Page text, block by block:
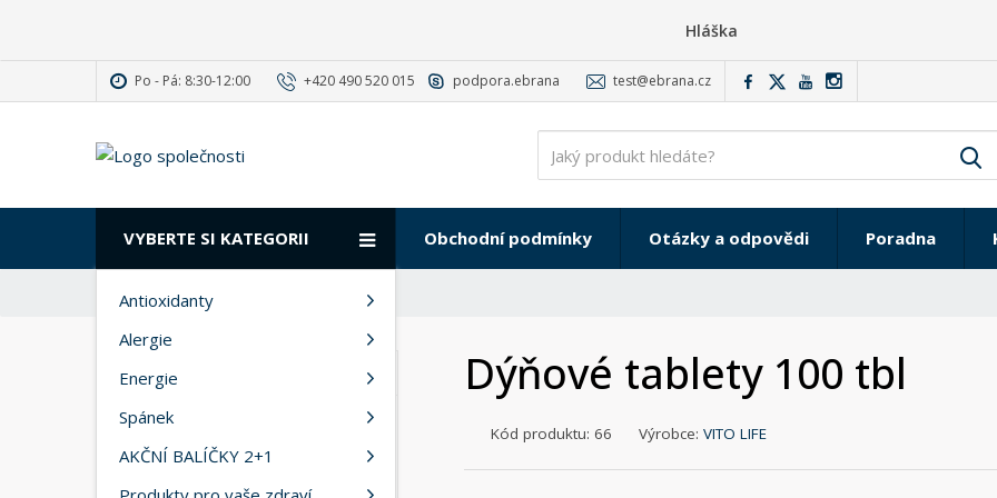
Hláška
Po - Pá: 8:30-12:00 +420 490 520 015 podpora.ebrana test@ebrana.cz
VYBERTE SI KATEGORII
Antioxidanty
Alergie
Energie
Spánek
AKČNÍ BALÍČKY 2+1
Obchodní podmínky Otázky a odpovědi Poradna
Ú
o
n
í
t
r
Dýňové tablety 100 tbl
Dýňové tablety 100 tbl
Kód produktu: 66 Výrobce: VITO LIFE
VŠECHNY KATEGORIE
Antioxidanty
Alergie